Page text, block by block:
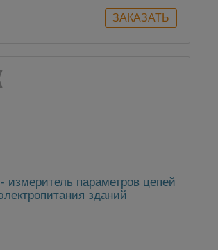
измеритель параметров цепей
зданий